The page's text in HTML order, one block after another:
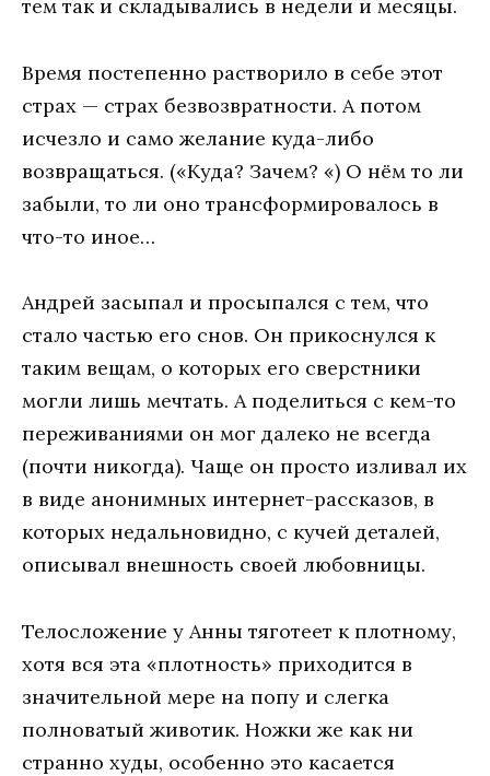
тем так и складывались в недели и месяцы.
Время постепенно растворило в себе этот
страх — страх безвозвратности. А потом
исчезло и само желание куда-либо
возвращаться. («Куда? Зачем? «) О нём то ли
забыли, то ли оно трансформировалось в
что-то иное…
Андрей засыпал и просыпался с тем, что
стало частью его снов. Он прикоснулся к
таким вещам, о которых его сверстники
могли лишь мечтать. А поделиться с кем-то
переживаниями он мог далеко не всегда
(почти никогда). Чаще он просто изливал их
в виде анонимных интернет-рассказов, в
которых недальновидно, с кучей деталей,
описывал внешность своей любовницы.
Телосложение у Анны тяготеет к плотному,
хотя вся эта «плотность» приходится в
значительной мере на попу и слегка
полноватый животик. Ножки же как ни
странно худы, особенно это касается